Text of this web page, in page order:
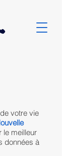
votre vie
le meilleur
données à